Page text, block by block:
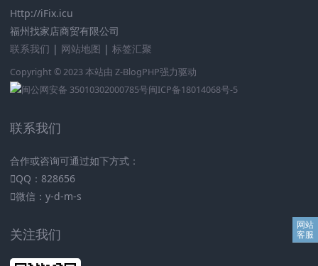
Http://iFix.icu
福州找家店商贸有限公司
联系我们 | 网站地图 | 标签汇聚
Copyright © 2023 本站由 Z-BlogPHP强力驱动
闽公网安备 35010302000785号闽ICP备18014068号-5
联系我们
合作或咨询可通过如下方式：
QQ：828656
微信：y-d-m-s
关注我们